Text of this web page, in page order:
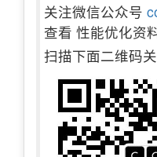
关注微信公众号
查看 性能优化资
扫描下面二维码